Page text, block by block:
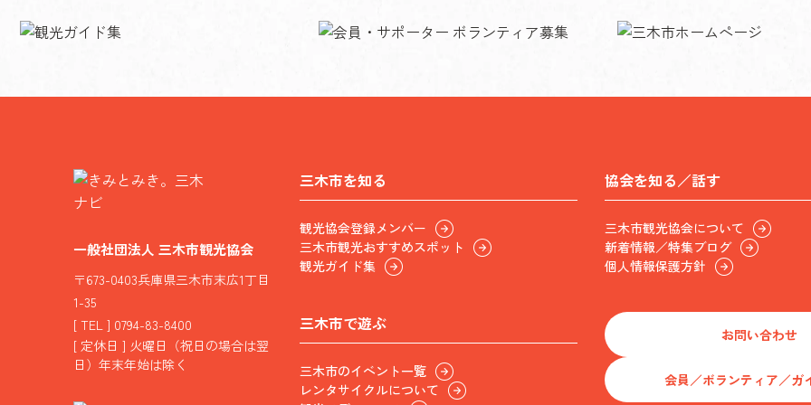
一般社団法人 三木市観光協会
〒673-0403兵庫県三木市末広1丁目
1-35
[ TEL ] 0794-83-8400
[ 定休日 ] 火曜日（祝日の場合は翌
日）年末年始は除く
三木市を知る
観光協会登録メンバー
三木市観光おすすめスポット
観光ガイド集
三木市で遊ぶ
三木市のイベント一覧
レンタサイクルについて
協会を知る／話す
三木市観光協会について
新着情報／特集ブログ
個人情報保護方針
お問い合わせ
会員／ボランティア／ガ